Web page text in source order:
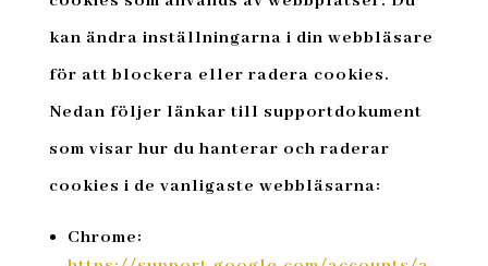
kan ändra inställningarna i din webbläsare
för att blockera eller radera cookies.
Nedan följer länkar till supportdokument
som visar hur du hanterar och raderar
cookies i de vanligaste webbläsarna:
Chrome: